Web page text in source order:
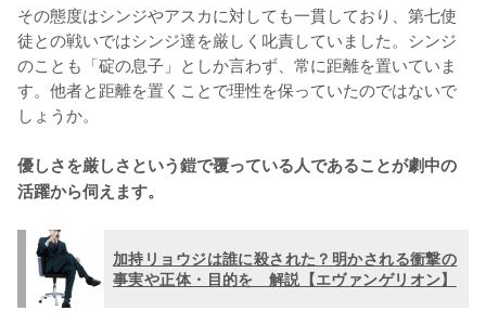
その態度はシンジやアスカに対しても一貫しており、第七使
徒との戦いではシンジ達を厳しく叱責していました。シンジ
のことも「碇の息子」としか言わず、常に距離を置いていま
す。他者と距離を置くことで理性を保っていたのではないで
しょうか。
優しさを厳しさという鎧で覆っている人であることが劇中の
活躍から伺えます。
加持リョウジは誰に殺された？明かされる衝撃の
事実や正体・目的を゙解説【エヴァンゲリオン】